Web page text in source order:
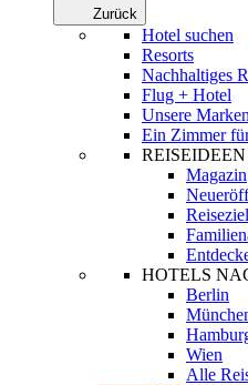
Zurück
Hotel suchen
Resorts
Nachhaltiges
Flug + Hotel
Unsere Marken
Ein Zimmer
REISEIDEEN
Magazin
HOTELS
Berlin
Wien
Alle